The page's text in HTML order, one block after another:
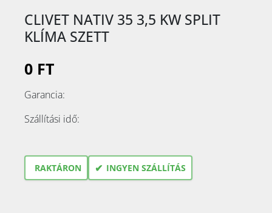
CLIVET NATIV 35 3,5 KW SPLIT
KLÍMA SZETT
0 FT
Garancia:
Szállítási idő:
RAKTÁRON ✔ INGYEN SZÁLLÍTÁS